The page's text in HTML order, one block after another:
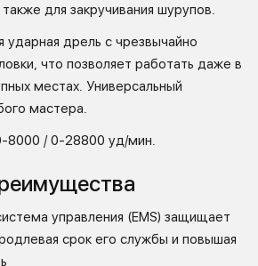
для закручивания шурупов.
дрель с чрезвычайно
что позволяет работать даже в
местах. Универсальный
мастера.
8000 / 0-28800 уд/мин.
управления (EMS) защищает
срок его службы и повышая